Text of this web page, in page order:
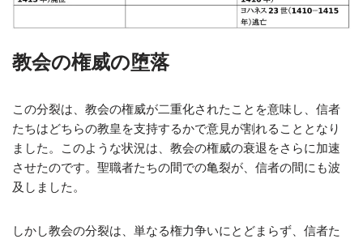
教会の権威の堕落
この分裂は、教会の権威が二重化されたことを意味し、信者
たちはどちらの教皇を支持するかで意見が割れることとなり
ました。このような状況は、教会の権威の衰退をさらに加速
させたのです。聖職者たちの間での亀裂が、信者の間にも波
及しました。
しかし教会の分裂は、単なる権力争いにとどまらず、信者た